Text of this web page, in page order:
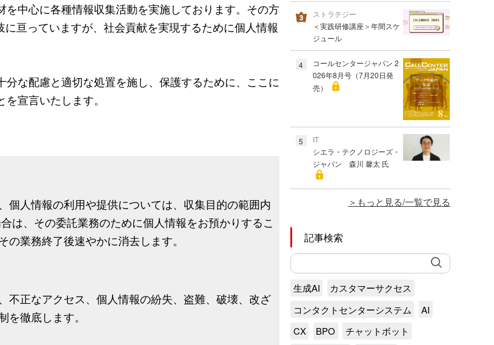
中心に各種情報収集活動を実施しております。その方
亘っていますが、社会貢献を実現するために個人情報
な配慮と適切な処置を施し、保護するために、ここに
宣言いたします。
人情報の利用や提供については、収集目的の範囲内
は、その委託業務のために個人情報をお預かりするこ
の業務終了後速やかに消去します。
不正なアクセス、個人情報の紛失、盗難、破壊、改ざ
を徹底します。
ストラテジー
＜実践研修講座＞年間スケ
ジュール
4
コールセンタージャパン 2
026年8月号（7月20日発
売）
5
IT
シエラ・テクノロジーズ・
ジャパン 森川 馨太 氏
もっと見る/一覧で見る
記事検索
生成AI
カスタマーサクセス
コンタクトセンターシステム
AI
CX
BPO
チャットボット